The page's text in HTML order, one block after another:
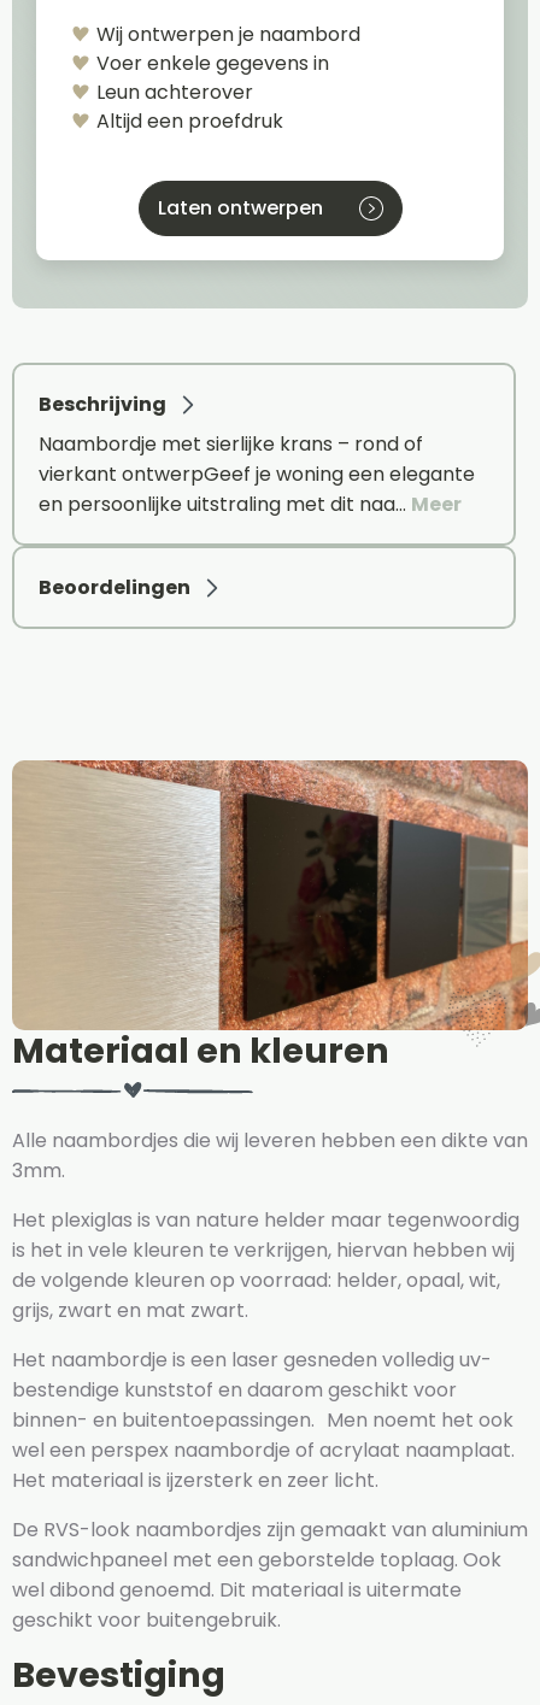
Wij ontwerpen je naambord
Voer enkele gegevens in
Leun achterover
Altijd een proefdruk
Laten ontwerpen
Beschrijving
Naambordje met sierlijke krans – rond of
vierkant ontwerpGeef je woning een elegante
en persoonlijke uitstraling met dit naa… Meer
Beoordelingen
Materiaal en kleuren
Alle naambordjes die wij leveren hebben een dikte van
3mm.
Het plexiglas is van nature helder maar tegenwoordig
is het in vele kleuren te verkrijgen, hiervan hebben wij
de volgende kleuren op voorraad: helder, opaal, wit,
grijs, zwart en mat zwart.
Het naambordje is een laser gesneden volledig uv-
bestendige kunststof en daarom geschikt voor
binnen- en buitentoepassingen. Men noemt het ook
wel een perspex naambordje of acrylaat naamplaat.
Het materiaal is ijzersterk en zeer licht.
De RVS-look naambordjes zijn gemaakt van aluminium
sandwichpaneel met een geborstelde toplaag. Ook
wel dibond genoemd. Dit materiaal is uitermate
geschikt voor buitengebruik.
Bevestiging